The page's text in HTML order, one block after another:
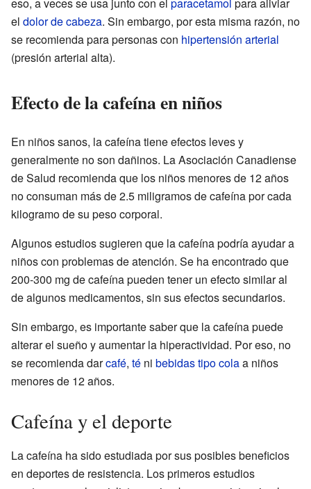
eso, a veces se usa junto con el paracetamol para aliviar
el dolor de cabeza. Sin embargo, por esta misma razón, no
se recomienda para personas con hipertensión arterial
(presión arterial alta).
Efecto de la cafeína en niños
En niños sanos, la cafeína tiene efectos leves y
generalmente no son dañinos. La Asociación Canadiense
de Salud recomienda que los niños menores de 12 años
no consuman más de 2.5 miligramos de cafeína por cada
kilogramo de su peso corporal.
Algunos estudios sugieren que la cafeína podría ayudar a
niños con problemas de atención. Se ha encontrado que
200-300 mg de cafeína pueden tener un efecto similar al
de algunos medicamentos, sin sus efectos secundarios.
Sin embargo, es importante saber que la cafeína puede
alterar el sueño y aumentar la hiperactividad. Por eso, no
se recomienda darcafé, té ni bebidas tipo colaa niños
menores de 12 años.
Cafeína y el deporte
La cafeína ha sido estudiada por sus posibles beneficios
en deportes de resistencia. Los primeros estudios